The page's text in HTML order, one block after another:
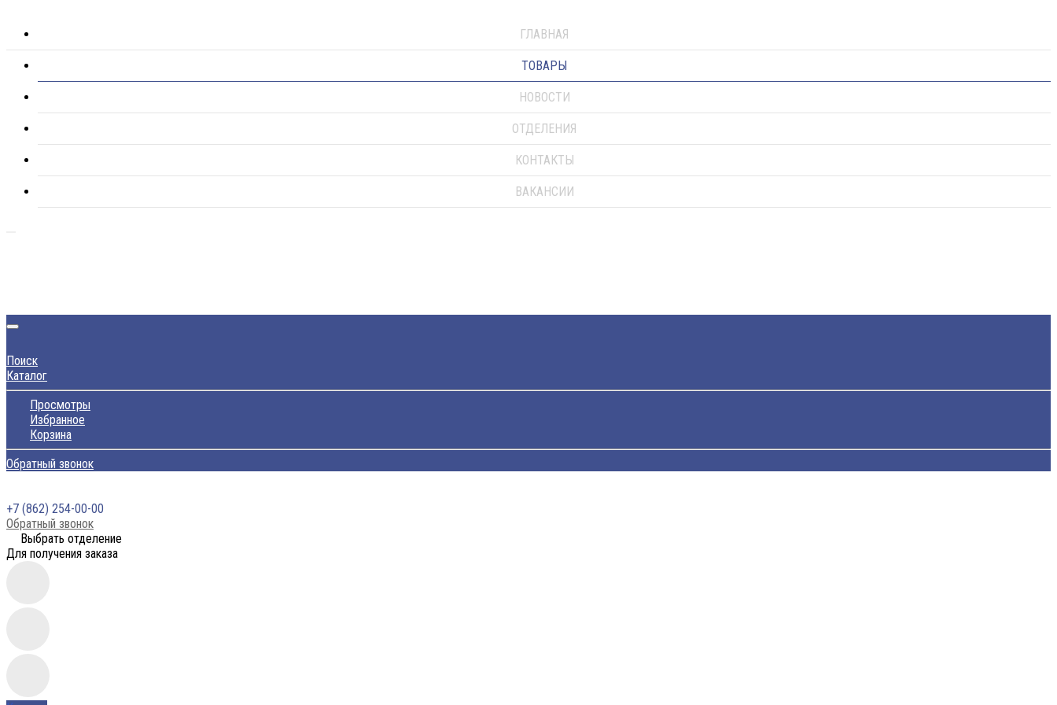
ГЛАВНАЯ
ТОВАРЫ
НОВОСТИ
ОТДЕЛЕНИЯ
КОНТАКТЫ
ВАКАНСИИ
Поиск
Каталог
Просмотры
Избранное
Корзина
Обратный звонок
+7 (862) 254-00-00
Обратный звонок
Выбрать отделение
Для получения заказа